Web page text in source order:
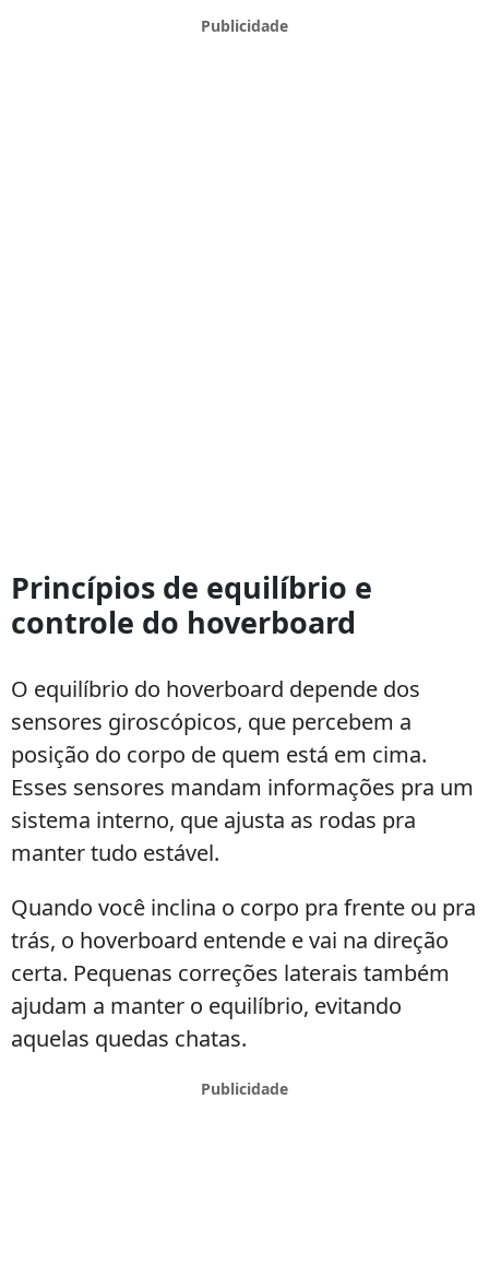
Princípios de equilíbrio e
controle do hoverboard
O equilíbrio do hoverboard depende dos
sensores giroscópicos, que percebem a
posição do corpo de quem está em cima.
Esses sensores mandam informações pra um
sistema interno, que ajusta as rodas pra
manter tudo estável.
Quando você inclina o corpo pra frente ou pra
trás, o hoverboard entende e vai na direção
certa. Pequenas correções laterais também
ajudam a manter o equilíbrio, evitando
aquelas quedas chatas.